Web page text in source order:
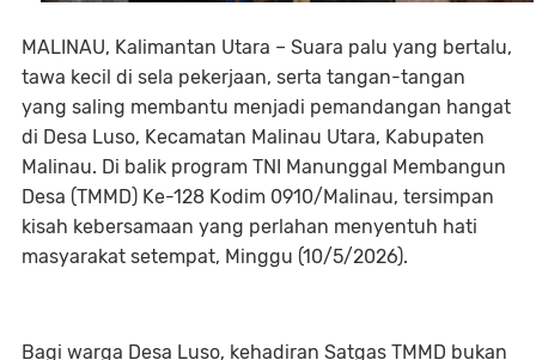
MALINAU, Kalimantan Utara – Suara palu yang bertalu,
tawa kecil di sela pekerjaan, serta tangan-tangan
yang saling membantu menjadi pemandangan hangat
di Desa Luso, Kecamatan Malinau Utara, Kabupaten
Malinau. Di balik program TNI Manunggal Membangun
Desa (TMMD) Ke-128 Kodim 0910/Malinau, tersimpan
kisah kebersamaan yang perlahan menyentuh hati
masyarakat setempat, Minggu (10/5/2026).
Bagi warga Desa Luso, kehadiran Satgas TMMD bukan